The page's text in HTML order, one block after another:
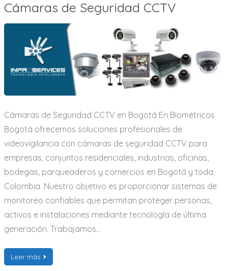
Cámaras de Seguridad CCTV
Cámaras de Seguridad CCTV en Bogotá En Biométricos
Bogotá ofrecemos soluciones profesionales de
videovigilancia con cámaras de seguridad CCTV para
empresas, conjuntos residenciales, industrias, oficinas,
bodegas, parqueaderos y comercios en Bogotá y toda
Colombia. Nuestro objetivo es proporcionar sistemas de
monitoreo confiables que permitan proteger personas,
activos e instalaciones mediante tecnología de última
generación. Trabajamos…
Leer más